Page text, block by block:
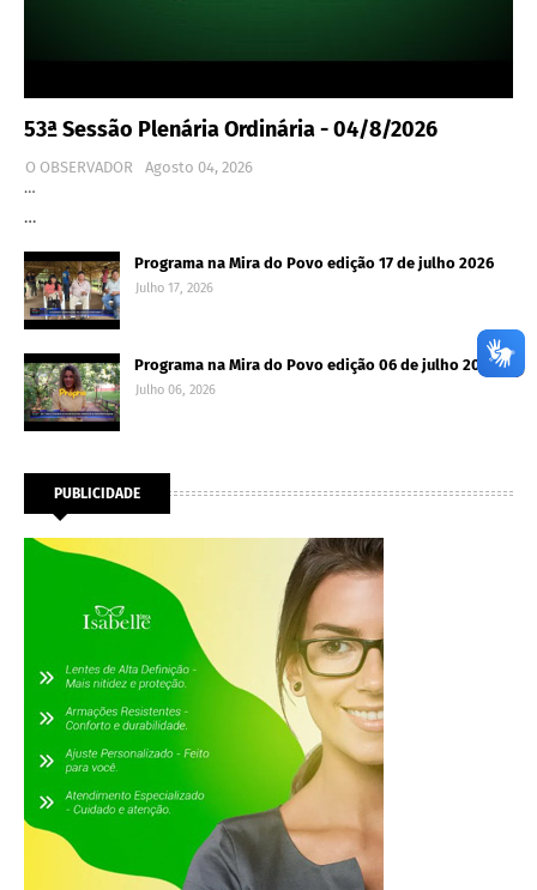
53ª Sessão Plenária Ordinária - 04/8/2026
O OBSERVADOR
Agosto 04, 2026
…
…
Programa na Mira do Povo edição 17 de julho 2026
Julho 17, 2026
Programa na Mira do Povo edição 06 de julho 2026
Julho 06, 2026
PUBLICIDADE